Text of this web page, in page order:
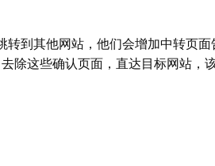
到其他网站，他们会增加中转页
除这些确认页面，直达目标网站，